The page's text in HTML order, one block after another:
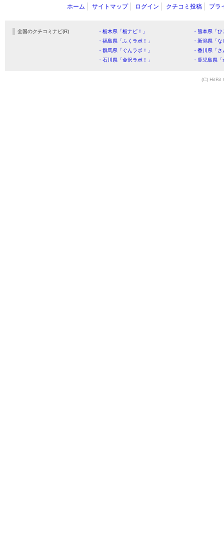
ホーム サイトマップ ログイン クチコミ投稿 プラ
全国のクチコミナビ(R) ・栃木県「栃ナビ！」
・熊本県「
・福島県「ふくラボ！」
・新潟県「
・群馬県「ぐんラボ！」
・香川県「
・石川県「金沢ラボ！」
・鹿児島県
(C) HitBit